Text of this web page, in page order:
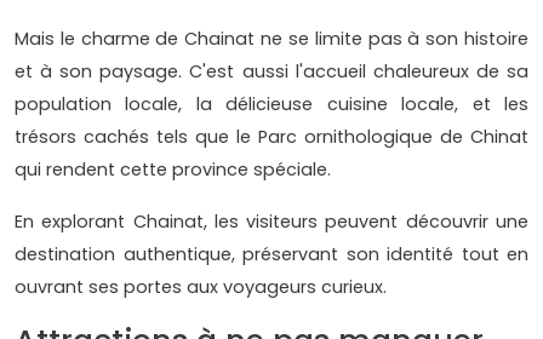
Mais le charme de Chainat ne se limite pas à son histoire
et à son paysage. C'est aussi l'accueil chaleureux de sa
population locale, la délicieuse cuisine locale, et les
trésors cachés tels que le Parc ornithologique de Chinat
qui rendent cette province spéciale.
En explorant Chainat, les visiteurs peuvent découvrir une
destination authentique, préservant son identité tout en
ouvrant ses portes aux voyageurs curieux.